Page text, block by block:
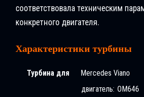
соответствовала техническим
конкретного двигателя.
Характеристики турбины
Турбина для Mercedes Viano
двигатель: OM646